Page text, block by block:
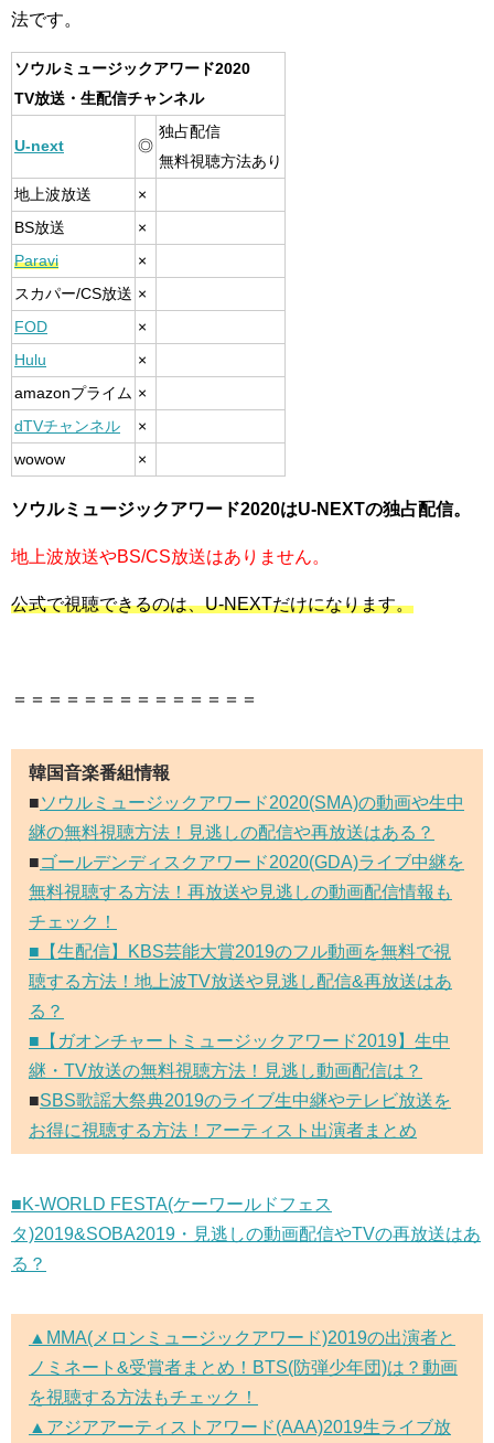
法です。
ソウルミュージックアワード2020
TV放送・生配信チャンネル
U-next ◎
独占配信
無料視聴方法あり
地上波放送
×
BS放送
×
Paravi
×
スカパー/CS放送 ×
FOD
×
Hulu
×
amazonプライム ×
dTVチャンネル
×
wowow
×
ソウルミュージックアワード2020はU-NEXTの独占配信。
地上波放送やBS/CS放送はありません。
公式で視聴できるのは、U-NEXTだけになります。
＝＝＝＝＝＝＝＝＝＝＝＝＝＝
韓国音楽番組情報
■ソウルミュージックアワード2020(SMA)の動画や生中
継の無料視聴方法！見逃しの配信や再放送はある？
■ゴールデンディスクアワード2020(GDA)ライブ中継を
無料視聴する方法！再放送や見逃しの動画配信情報も
チェック！
■【生配信】KBS芸能大賞2019のフル動画を無料で視
聴する方法！地上波TV放送や見逃し配信&再放送はあ
る？
■【ガオンチャートミュージックアワード2019】生中
継・TV放送の無料視聴方法！見逃し動画配信は？
■SBS歌謡大祭典2019のライブ生中継やテレビ放送を
お得に視聴する方法！アーティスト出演者まとめ
■K-WORLD FESTA(ケーワールドフェス
タ)2019&SOBA2019・見逃しの動画配信やTVの再放送はあ
る？
▲MMA(メロンミュージックアワード)2019の出演者と
ノミネート&受賞者まとめ！BTS(防弾少年団)は？動画
を視聴する方法もチェック！
▲アジアアーティストアワード(AAA)2019生ライブ放